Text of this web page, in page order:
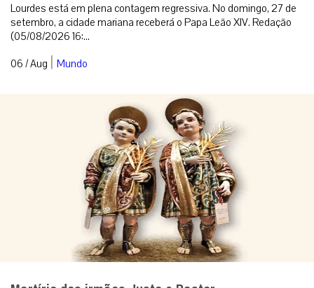
Lourdes está em plena contagem regressiva. No domingo, 27 de
setembro, a cidade mariana receberá o Papa Leão XIV. Redação
(05/08/2026 16:...
06 / Aug | Mundo